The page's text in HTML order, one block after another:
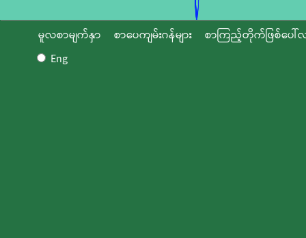
မူလစာမျက်နှာ စာပေကျမ်းဂန်များ
စာကြည့်တိုက်ဖြစ်ပေါ်
Eng